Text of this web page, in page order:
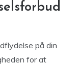
på din
for at